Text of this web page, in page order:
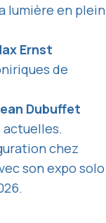
lumière en plein
Ernst
de
Dubuffet
chez
son expo solo